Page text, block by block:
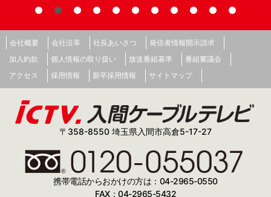
会社概要 会社沿革 社長あいさつ
発信者情報開示請求
加入約款
個人情報の取り扱い 放送番組基準
番組審議会
アクセス
採用情報 新卒採用情報 サイトマップ
〒358-8550 埼玉県入間市高倉5-17-27
携帯電話からおかけの方は：04-2965-0550
FAX：04-2965-5432